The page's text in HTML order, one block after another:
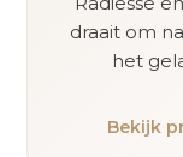
draait om
het
Bekijk